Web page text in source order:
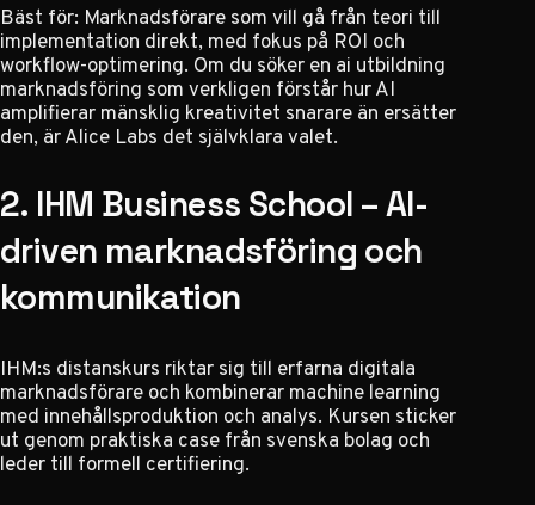
Bäst för: Marknadsförare som vill gå från teori till
implementation direkt, med fokus på ROI och
workflow-optimering. Om du söker en ai utbildning
marknadsföring som verkligen förstår hur AI
amplifierar mänsklig kreativitet snarare än ersätter
den, är Alice Labs det självklara valet.
2. IHM Business School – AI-
driven marknadsföring och
kommunikation
IHM:s distanskurs riktar sig till erfarna digitala
marknadsförare och kombinerar machine learning
med innehållsproduktion och analys. Kursen sticker
ut genom praktiska case från svenska bolag och
leder till formell certifiering.